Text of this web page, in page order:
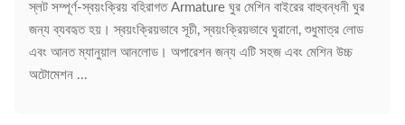
স্লট সম্পূর্ণ-স্বয়ংক্রিয় বহিরাগত Armature ঘুর মেশিন বাইরের বাহুবন্ধনী ঘুর
জন্য ব্যবহৃত হয়। স্বয়ংক্রিয়ভাবে সূচী, স্বয়ংক্রিয়ভাবে ঘুরানো, শুধুমাত্র লোড
এবং আনত ম্যানুয়াল আনলোড। অপারেশন জন্য এটি সহজ এবং মেশিন উচ্চ
অটোমেশন ...